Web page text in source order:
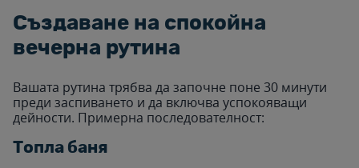
Създаване на спокойна
вечерна рутина
Вашата рутина трябва да започне поне 30 минути
преди заспиването и да включва успокояващи
дейности. Примерна последователност:
Топла баня